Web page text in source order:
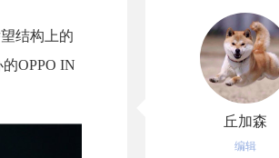
结构上的
OPPO IN
丘加森
编辑